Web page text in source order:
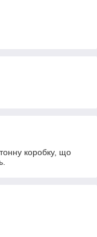
коробку, що